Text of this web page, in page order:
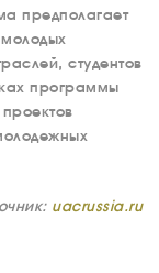
предполагает
студентов
программы
uacrussia.ru